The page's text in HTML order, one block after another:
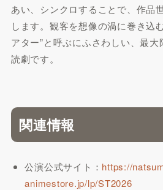
あい、シンクロすることで、作品
します。観客を想像の渦に巻き込
アター”と呼ぶにふさわしい、最
読劇です。
関連情報
公演公式サイト： https://
animestore.jp/lp/ST2026